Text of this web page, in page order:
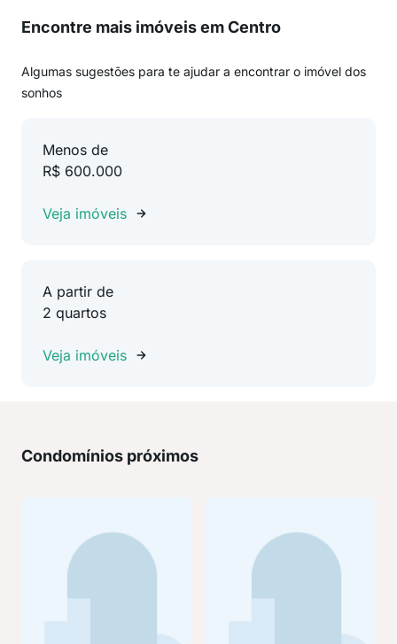
Encontre mais imóveis em Centro
Algumas sugestões para te ajudar a encontrar o imóvel dos
sonhos
Menos de
R$ 600.000
Veja imóveis
A partir de
2 quartos
Veja imóveis
Condomínios próximos